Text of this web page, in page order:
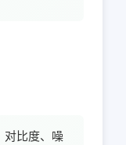
对比度、噪